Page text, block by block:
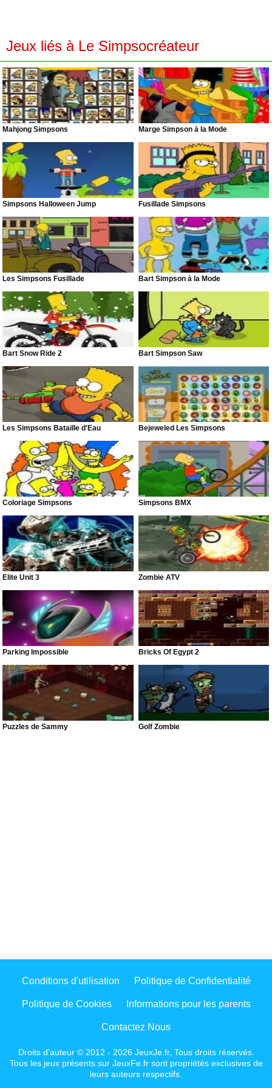
Jeux liés à Le Simpsocréateur
Mahjong Simpsons Marge Simpson à la Mode
Simpsons Halloween Jump Fusillade Simpsons
Les Simpsons Fusillade Bart Simpson à la Mode
Bart Snow Ride 2 Bart Simpson Saw
Les Simpsons Bataille d'Eau Bejeweled Les Simpsons
Coloriage Simpsons Simpsons BMX
Elite Unit 3 Zombie ATV
Parking Impossible Bricks Of Egypt 2
Puzzles de Sammy Golf Zombie
Conditions d'utilisation Politique de Confidentialité
Politique de Cookies Informations pour les parents
Contactez Nous
Droits d'auteur © 2012 - 2026 JeuxJe.fr, Tous droits réservés.
Tous les jeux présents sur JeuxFe.fr sont propriétés exclusives de
leurs auteurs respectifs.